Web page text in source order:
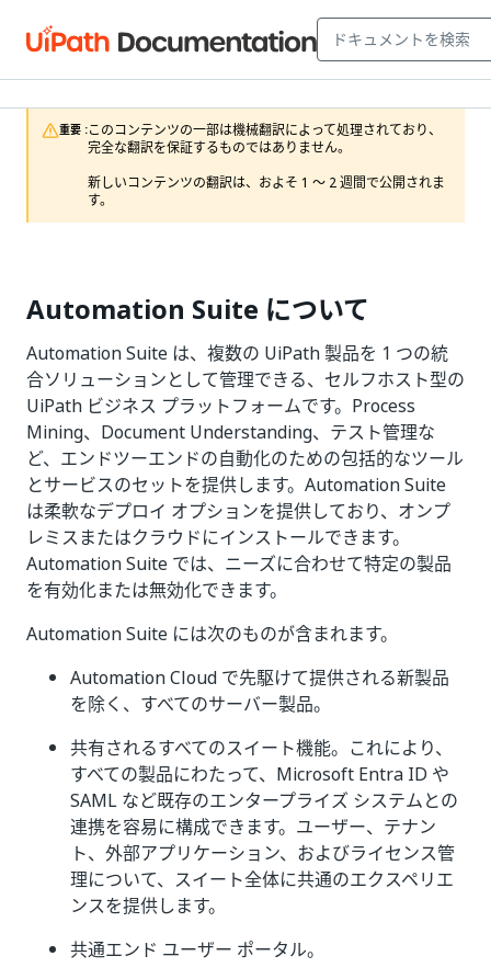
重要 :このコンテンツの一部は機械翻訳によって処理されており、
完全な翻訳を保証するものではありません。
新しいコンテンツの翻訳は、およそ 1 ～ 2 週間で公開されま
す。
Automation Suite について
Automation Suite は、複数の UiPath 製品を 1 つの統
合ソリューションとして管理できる、セルフホスト型の
UiPath ビジネス プラットフォームです。Process
Mining、Document Understanding、テスト管理な
ど、エンドツーエンドの自動化のための包括的なツール
とサービスのセットを提供します。Automation Suite
は柔軟なデプロイ オプションを提供しており、オンプ
レミスまたはクラウドにインストールできます。
Automation Suite では、ニーズに合わせて特定の製品
を有効化または無効化できます。
Automation Suite には次のものが含まれます。
Automation Cloud で先駆けて提供される新製品
を除く、すべてのサーバー製品。
共有されるすべてのスイート機能。これにより、
すべての製品にわたって、Microsoft Entra ID や
SAML など既存のエンタープライズ システムとの
連携を容易に構成できます。ユーザー、テナン
ト、外部アプリケーション、およびライセンス管
理について、スイート全体に共通のエクスペリエ
ンスを提供します。
共通エンド ユーザー ポータル。